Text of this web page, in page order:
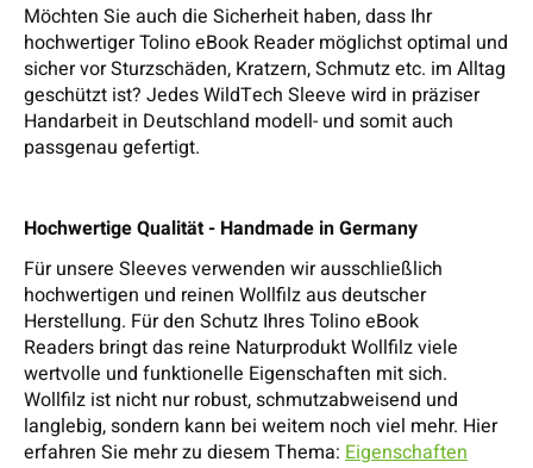
Möchten Sie auch die Sicherheit haben, dass Ihr
hochwertiger Tolino eBook Reader möglichst optimal und
sicher vor Sturzschäden, Kratzern, Schmutz etc. im Alltag
geschützt ist? Jedes WildTech Sleeve wird in präziser
Handarbeit in Deutschland modell- und somit auch
passgenau gefertigt.
Hochwertige Qualität - Handmade in Germany
Für unsere Sleeves verwenden wir ausschließlich
hochwertigen und reinen Wollfilz aus deutscher
Herstellung. Für den Schutz Ihres Tolino eBook
Readers bringt das reine Naturprodukt Wollfilz viele
wertvolle und funktionelle Eigenschaften mit sich.
Wollfilz ist nicht nur robust, schmutzabweisend und
langlebig, sondern kann bei weitem noch viel mehr. Hier
erfahren Sie mehr zu diesem Thema: Eigenschaften